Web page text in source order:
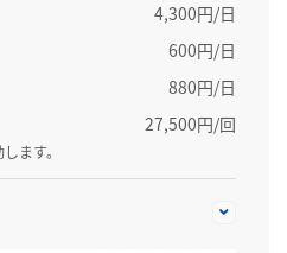
4,300円/日
600円/日
880円/日
27,500円/回
ます。